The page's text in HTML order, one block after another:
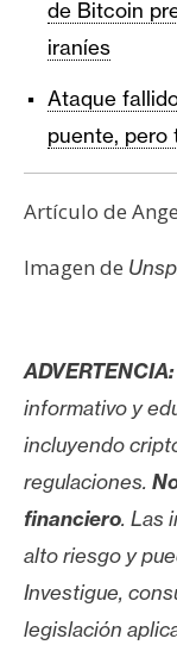
de Bitcoin
iraníes
Ataque
puente, pero
Artículo de
Imagen de
ADVERTENCIA:
informativo y
incluyendo
regulaciones.
financiero. Las
alto riesgo y
Investigue,
legislación